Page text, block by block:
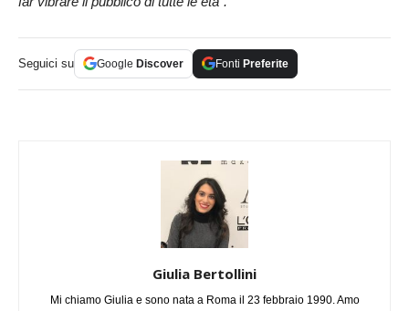
Seguici su Google Discover Fonti Preferite
Giulia Bertollini
Mi chiamo Giulia e sono nata a Roma il 23 febbraio 1990. Amo